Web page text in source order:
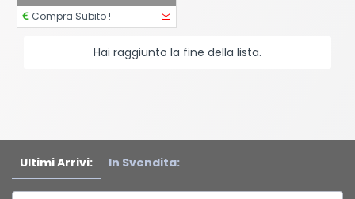
Compra Subito !
Hai raggiunto la fine della lista.
Ultimi Arrivi: In Svendita: